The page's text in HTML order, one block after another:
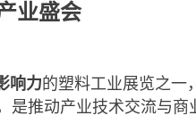
业盛会
响力的塑料工业展览之一
是推动产业技术交流与商